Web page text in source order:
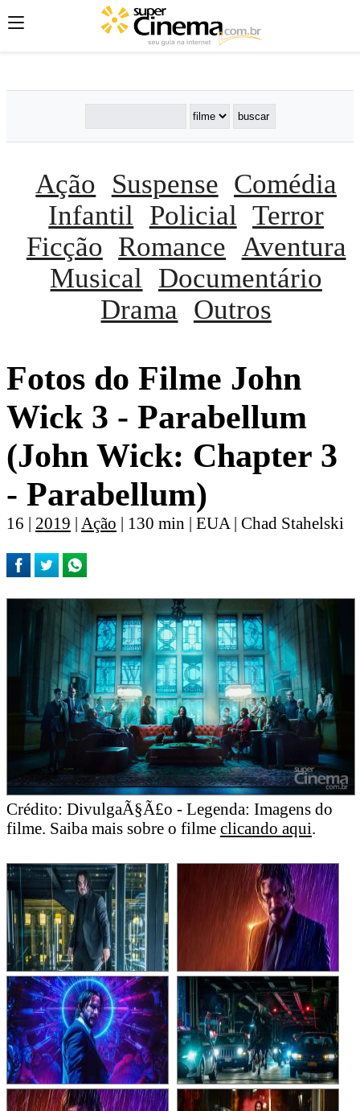
';';
Ação Suspense Comédia
Infantil
Policial Terror
Ficção Romance Aventura
Musical
Documentário
Drama
Outros
Fotos do Filme John
Wick 3 - Parabellum
(John Wick: Chapter 3
- Parabellum)
16 | 2019 | Ação | 130 min | EUA | Chad Stahelski
Crédito: DivulgaÃ§Ã£o - Legenda: Imagens do
filme. Saiba mais sobre o filme clicando aqui.